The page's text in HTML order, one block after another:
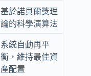
基於諾貝爾獎理
論的科學演算法
系統自動再平
衡，維持最佳資
產配置